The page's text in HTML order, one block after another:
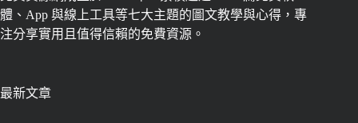
體、App 與線上工具等七大主題的圖文教學與心得，專
注分享實用且值得信賴的免費資源。
最新文章